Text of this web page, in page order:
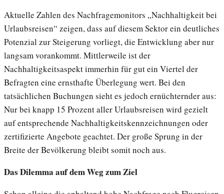
Aktuelle Zahlen des Nachfragemonitors „Nachhaltigkeit bei
Urlaubsreisen“ zeigen, dass auf diesem Sektor ein deutliches
Potenzial zur Steigerung vorliegt, die Entwicklung aber nur
langsam vorankommt. Mittlerweile ist der
Nachhaltigkeitsaspekt immerhin für gut ein Viertel der
Befragten eine ernsthafte Überlegung wert. Bei den
tatsächlichen Buchungen sieht es jedoch ernüchternder aus:
Nur bei knapp 15 Prozent aller Urlaubsreisen wird gezielt
auf entsprechende Nachhaltigkeitskennzeichnungen oder
zertifizierte Angebote geachtet. Der große Sprung in der
Breite der Bevölkerung bleibt somit noch aus.
Das Dilemma auf dem Weg zum Ziel